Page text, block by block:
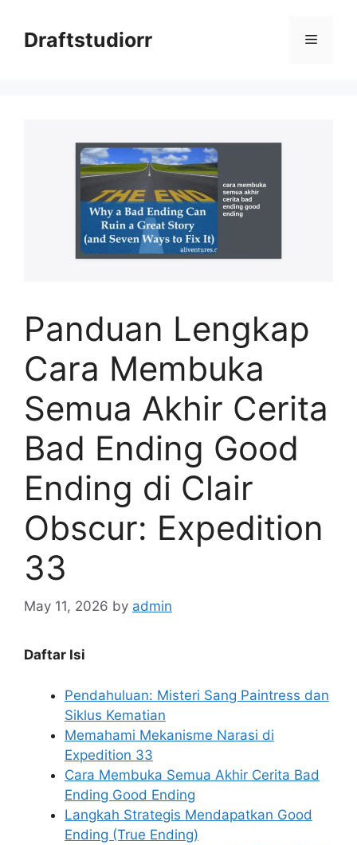
contentDraftstudiorr Menu
Panduan Lengkap
Cara Membuka
Semua Akhir Cerita
Bad Ending Good
Ending di Clair
Obscur: Expedition
33
May 11, 2026 by admin
Daftar Isi
Pendahuluan: Misteri Sang Paintress dan
Siklus Kematian
Memahami Mekanisme Narasi di
Expedition 33
Cara Membuka Semua Akhir Cerita Bad
Ending Good Ending
Langkah Strategis Mendapatkan Good
Ending (True Ending)